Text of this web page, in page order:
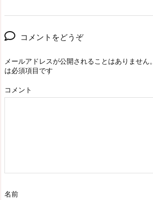
コメントをどうぞ
メールアドレスが公開されることはありません。
は必須項目です
コメント
名前